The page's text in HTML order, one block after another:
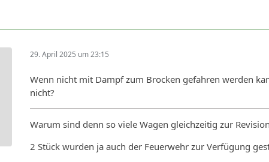
29. April 2025 um 23:15
Wenn nicht mit Dampf zum Brocken gefahren werden
nicht?
Warum sind denn so viele Wagen gleichzeitig zur
2 Stück wurden ja auch der Feuerwehr zur Verfügung